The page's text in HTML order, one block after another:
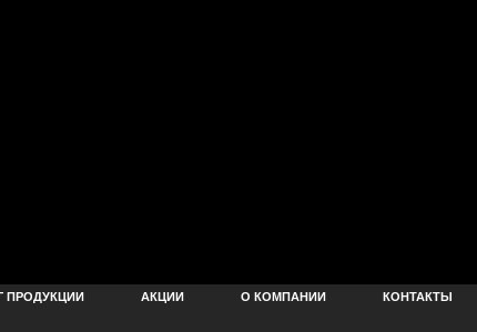
ПРОДУКЦИИ АКЦИИ О КОМПАНИИ КОНТАКТЫ